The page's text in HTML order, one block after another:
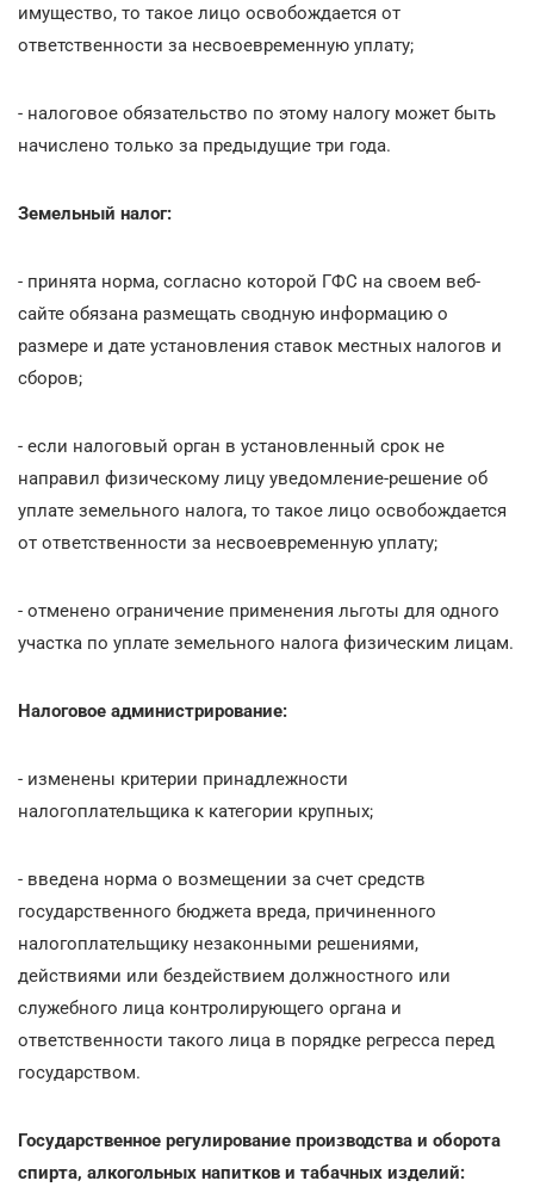
имущество, то такое лицо освобождается от
ответственности за несвоевременную уплату;
- налоговое обязательство по этому налогу может быть
начислено только за предыдущие три года.
Земельный налог:
- принята норма, согласно которой ГФС на своем веб-
сайте обязана размещать сводную информацию о
размере и дате установления ставок местных налогов и
сборов;
- если налоговый орган в установленный срок не
направил физическому лицу уведомление-решение об
уплате земельного налога, то такое лицо освобождается
от ответственности за несвоевременную уплату;
- отменено ограничение применения льготы для одного
участка по уплате земельного налога физическим лицам.
Налоговое администрирование:
- изменены критерии принадлежности
налогоплательщика к категории крупных;
- введена норма о возмещении за счет средств
государственного бюджета вреда, причиненного
налогоплательщику незаконными решениями,
действиями или бездействием должностного или
служебного лица контролирующего органа и
ответственности такого лица в порядке регресса перед
государством.
Государственное регулирование производства и оборота
спирта, алкогольных напитков и табачных изделий: